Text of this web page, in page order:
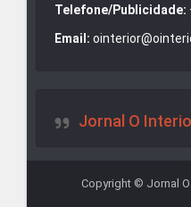
Telefone/Publicidade:
Email:
Jornal O
Copyright © Jornal